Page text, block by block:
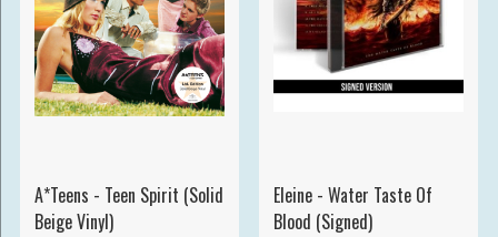
A*Teens - Teen Spirit (Solid
Beige Vinyl)
Eleine - Water Taste Of
Blood (Signed)